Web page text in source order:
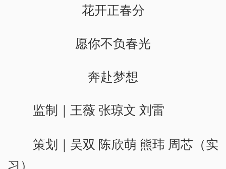
花开正春分
愿你不负春光
奔赴梦想
监制｜王薇 张琼文 刘雷
策划｜吴双 陈欣萌 熊玮 周芯（实
习）